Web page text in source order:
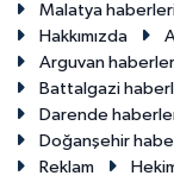
Malatya
Hakkımızda
Arguvan
Battalgazi
Darende
Doğanşehir
Reklam